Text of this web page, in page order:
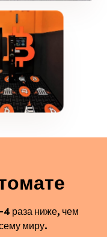
раза ниже, чем
миру.